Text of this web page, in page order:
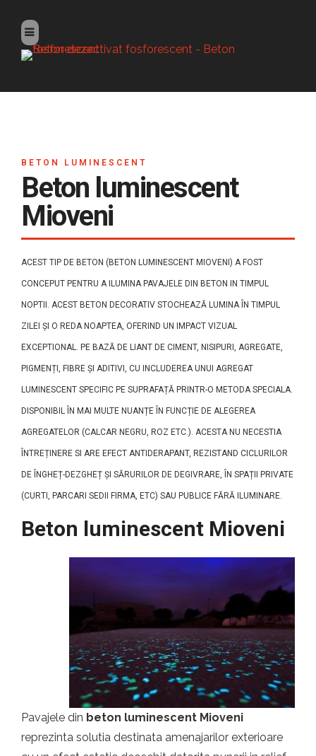
BETON LUMINESCENT
Beton luminescent
Mioveni
ACEST TIP DE BETON (BETON LUMINESCENT MIOVENI) A FOST
CONCEPUT PENTRU A ILUMINA PAVAJELE DIN BETON IN TIMPUL
NOPTII. ACEST BETON DECORATIV STOCHEAZĂ LUMINA ÎN TIMPUL
ZILEI ȘI O REDA NOAPTEA, OFERIND UN IMPACT VIZUAL
EXCEPTIONAL. PE BAZĂ DE LIANT DE CIMENT, NISIPURI, AGREGATE,
PIGMENȚI, FIBRE ȘI ADITIVI, CU INCLUDEREA UNUI AGREGAT
LUMINESCENT SPECIFIC PE SUPRAFAȚĂ PRINTR-O METODA SPECIALA.
DISPONIBIL ÎN MAI MULTE NUANȚE ÎN FUNCȚIE DE ALEGEREA
AGREGATELOR (CALCAR NEGRU, ROZ ETC.). ACESTA NU NECESTIA
ÎNTREȚINERE SI ARE EFECT ANTIDERAPANT, REZISTAND CICLURILOR
DE ÎNGHEȚ-DEZGHEȚ ȘI SĂRURILOR DE DEGIVRARE, ÎN SPAȚII PRIVATE
(CURTI, PARCARI SEDII FIRMA, ETC) SAU PUBLICE FĂRĂ ILUMINARE.
Beton luminescent Mioveni
Pavajele din beton luminescent Mioveni
reprezinta solutia destinata amenajarilor exterioare